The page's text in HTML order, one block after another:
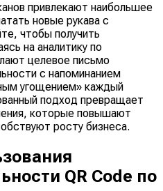
привлекают наибольшее
новые рукава с
чтобы получить
на аналитику по
целевое письмо
с напоминанием
угощением» каждый
подход превращает
которые повышают
росту бизнеса.
QR Code по